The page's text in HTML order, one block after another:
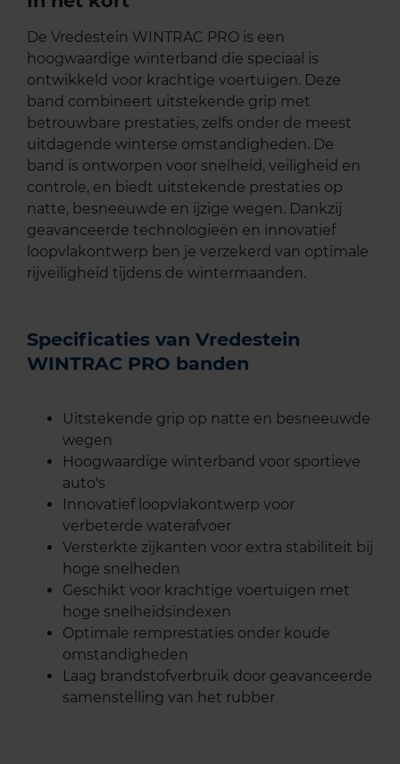
De Vredestein WINTRAC PRO is een
hoogwaardige winterband die speciaal is
ontwikkeld voor krachtige voertuigen. Deze
band combineert uitstekende grip met
betrouwbare prestaties, zelfs onder de meest
uitdagende winterse omstandigheden. De
band is ontworpen voor snelheid, veiligheid en
controle, en biedt uitstekende prestaties op
natte, besneeuwde en ijzige wegen. Dankzij
geavanceerde technologieën en innovatief
loopvlakontwerp ben je verzekerd van optimale
rijveiligheid tijdens de wintermaanden.
Specificaties van Vredestein
WINTRAC PRO banden
Uitstekende grip op natte en besneeuwde
wegen
Hoogwaardige winterband voor sportieve
auto's
Innovatief loopvlakontwerp voor
verbeterde waterafvoer
Versterkte zijkanten voor extra stabiliteit bij
hoge snelheden
Geschikt voor krachtige voertuigen met
hoge snelheidsindexen
Optimale remprestaties onder koude
omstandigheden
Laag brandstofverbruik door geavanceerde
samenstelling van het rubber